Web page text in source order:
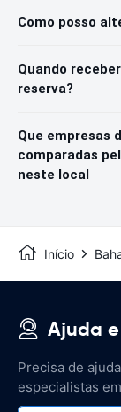
Como posso
Quando
reserva?
Que empresas
comparadas
neste local
Início
Ajuda
Precisa de
especialistas